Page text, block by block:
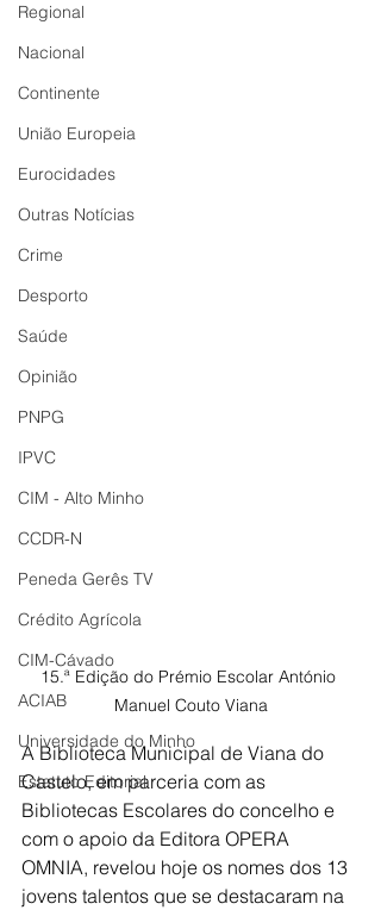
Regional
Nacional
Continente
União Europeia
Eurocidades
Outras Notícias
Crime
Desporto
Saúde
Opinião
PNPG
IPVC
CIM - Alto Minho
CCDR-N
Peneda Gerês TV
Crédito Agrícola
CIM-Cávado
ACIAB
Universidade do Minho
Estatuto Editorial
15.ª Edição do Prémio Escolar António
Manuel Couto Viana
A Biblioteca Municipal de Viana do
Castelo, em parceria com as
Bibliotecas Escolares do concelho e
com o apoio da Editora OPERA
OMNIA, revelou hoje os nomes dos 13
jovens talentos que se destacaram na